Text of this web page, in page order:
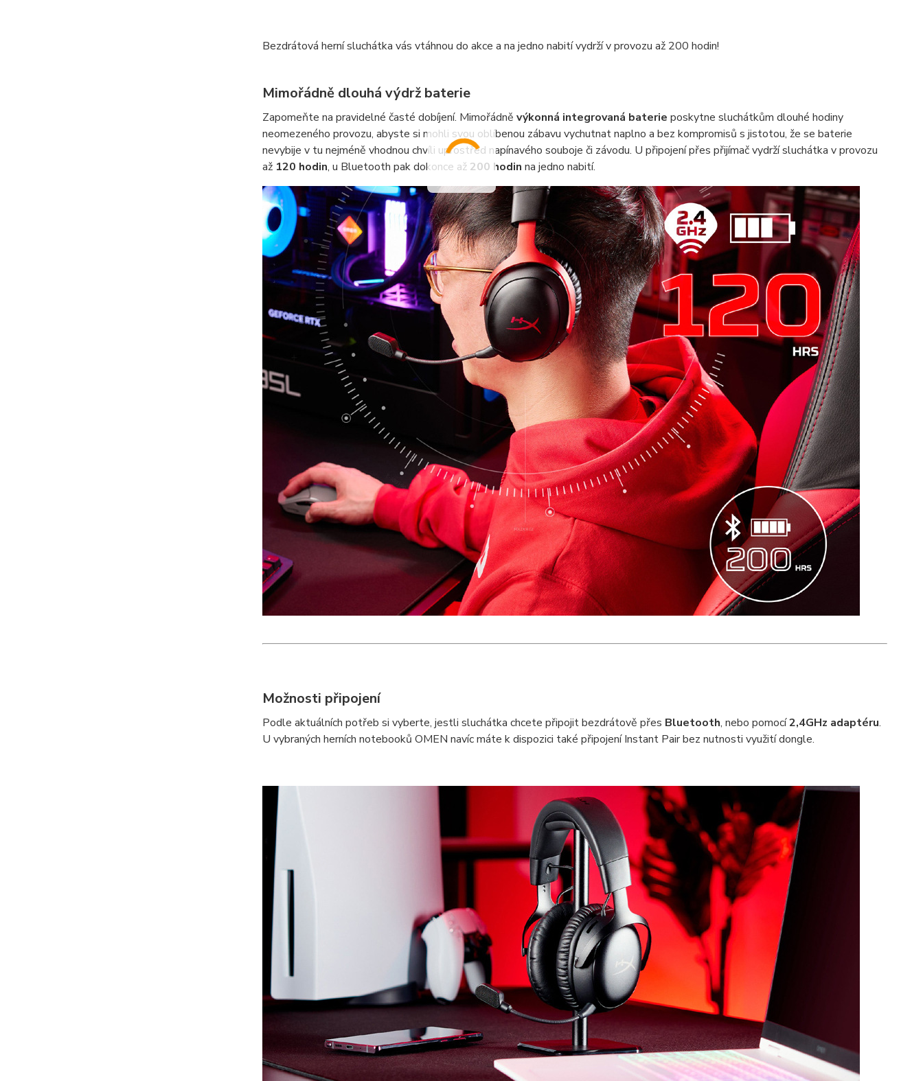
Bezdrátová herní sluchátka vás vtáhnou do akce a na jedno nabití vydrží v provozu až 200 hodin!
Mimořádně dlouhá výdrž baterie
Zapomeňte na pravidelné časté dobíjení. Mimořádně výkonná integrovaná baterie poskytne sluchátkům dlouhé hodiny
neomezeného provozu, abyste si mohli svou oblíbenou zábavu vychutnat naplno a bez kompromisů s jistotou, že se baterie
nevybije v tu nejméně vhodnou chvíli uprostřed napínavého souboje či závodu. U připojení přes přijímač vydrží sluchátka v provozu
až 120 hodin, u Bluetooth pak dokonce až 200 hodin na jedno nabití.
Možnosti připojení
Podle aktuálních potřeb si vyberte, jestli sluchátka chcete připojit bezdrátově přes Bluetooth, nebo pomocí2,4GHz adaptéru.
U vybraných herních notebooků OMEN navíc máte k dispozici také připojení Instant Pair bez nutnosti využití dongle.